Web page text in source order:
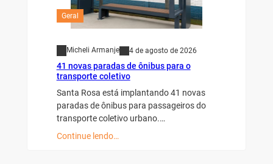
Geral
Micheli Armanje 4 de agosto de 2026
41 novas paradas de ônibus para o
transporte coletivo
Santa Rosa está implantando 41 novas
paradas de ônibus para passageiros do
transporte coletivo urbano.…
Continue lendo…